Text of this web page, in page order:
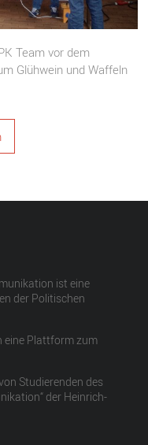
Team vor dem
Glühwein und Waffeln
ist eine
der Politischen
eine Plattform zum
Studierenden des
der Heinrich-